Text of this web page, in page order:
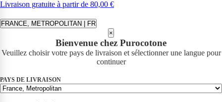
Livraison gratuite à partir de 80,00 €
FRANCE, METROPOLITAN | FR
×
Bienvenue chez Purocotone
Veuillez choisir votre pays de livraison et sélectionner une langue pour
continuer
PAYS DE LIVRAISON